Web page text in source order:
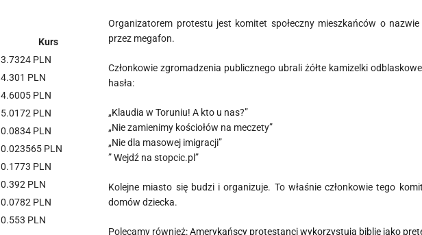
Organizatorem protestu jest komitet społeczny mieszkańców o
przez megafon.
Członkowie zgromadzenia publicznego ubrali żółte kamizelki
hasła:
„Klaudia w Toruniu! A kto u nas?”
„Nie zamienimy kościołów na meczety”
„Nie dla masowej imigracji”
” Wejdź na stopcic.pl”
Kolejne miasto się budzi i organizuje. To właśnie członkowie tego
domów dziecka.
Polecamy również:Amerykańscy protestanci wykorzystują biblię jako
Kurs
3.7324 PLN
4.301 PLN
4.6005 PLN
5.0172 PLN
0.0834 PLN
0.023565 PLN
0.1773 PLN
0.392 PLN
0.0782 PLN
0.553 PLN